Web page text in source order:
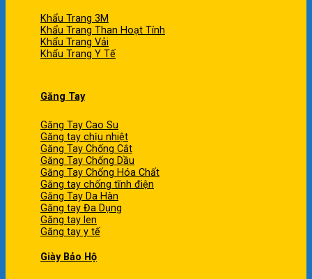
Khẩu Trang 3M
Khẩu Trang Than Hoạt Tính
Khẩu Trang Vải
Khẩu Trang Y Tế
Găng Tay
Găng Tay Cao Su
Găng tay chịu nhiệt
Găng Tay Chống Cắt
Găng Tay Chống Dầu
Găng Tay Chống Hóa Chất
Găng tay chống tĩnh điện
Găng Tay Da Hàn
Găng tay Đa Dụng
Găng tay len
Găng tay y tế
Giày Bảo Hộ